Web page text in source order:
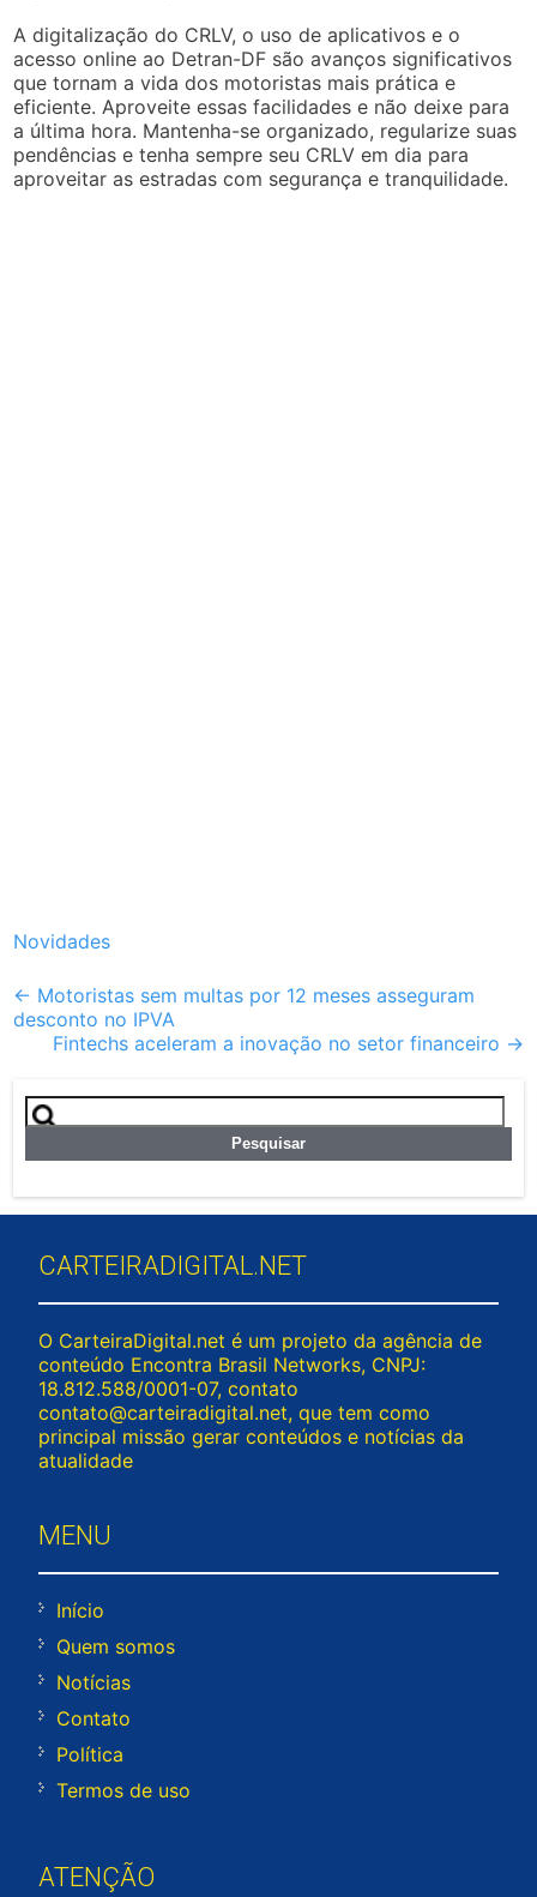
A digitalização do CRLV, o uso de aplicativos e o
acesso online ao Detran-DF são avanços significativos
que tornam a vida dos motoristas mais prática e
eficiente. Aproveite essas facilidades e não deixe para
a última hora. Mantenha-se organizado, regularize suas
pendências e tenha sempre seu CRLV em dia para
aproveitar as estradas com segurança e tranquilidade.
Novidades
Post
navigation
← Motoristas sem multas por 12 meses asseguram
desconto no IPVA
Fintechs aceleram a inovação no setor financeiro →
Pesquisar
por:
CARTEIRADIGITAL.NET
O CarteiraDigital.net é um projeto da agência de
conteúdo Encontra Brasil Networks, CNPJ:
18.812.588/0001-07, contato
contato@carteiradigital.net, que tem como
principal missão gerar conteúdos e notícias da
atualidade
MENU
Início
Quem somos
Notícias
Contato
Política
Termos de uso
ATENÇÃO